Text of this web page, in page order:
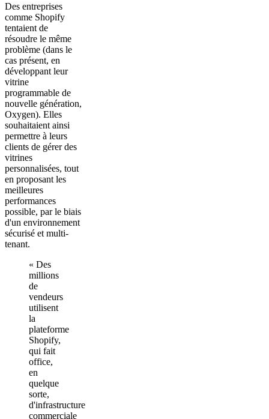
Des entreprises
comme Shopify
tentaient de
résoudre le même
problème (dans le
cas présent, en
développant leur
vitrine
programmable de
nouvelle génération,
Oxygen). Elles
souhaitaient ainsi
permettre à leurs
clients de gérer des
vitrines
personnalisées, tout
en proposant les
meilleures
performances
possible, par le biais
d'un environnement
sécurisé et multi-
tenant.
« Des
millions
de
vendeurs
utilisent
la
plateforme
Shopify,
qui fait
office,
en
quelque
sorte,
d'infrastructure
commerciale